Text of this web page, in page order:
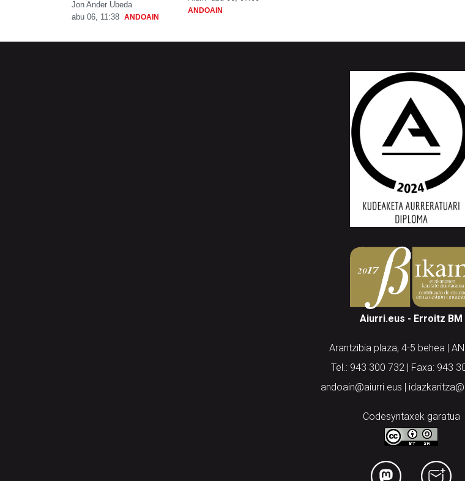
Jon Ander Ubeda
abu 06, 11:38 ANDOAIN
ANDOAIN
Aiurri.eus - Erroitz BM
Arantzibia plaza, 4-5 behea |
Tel.: 943 300 732 | Faxa: 943
andoain@aiurri.eus |
Codesyntaxek garatua